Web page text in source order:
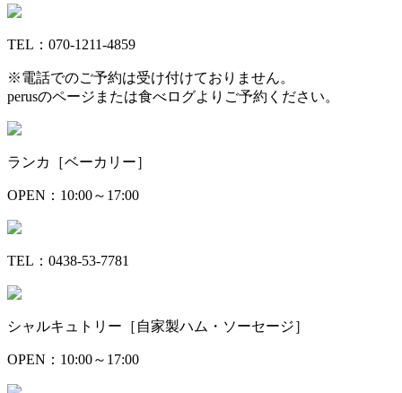
TEL：070-1211-4859
※電話でのご予約は受け付けておりません。
perusのページまたは食べログよりご予約ください。
ランカ［ベーカリー］
OPEN：10:00～17:00
TEL：0438-53-7781
シャルキュトリー［自家製ハム・ソーセージ］
OPEN：10:00～17:00